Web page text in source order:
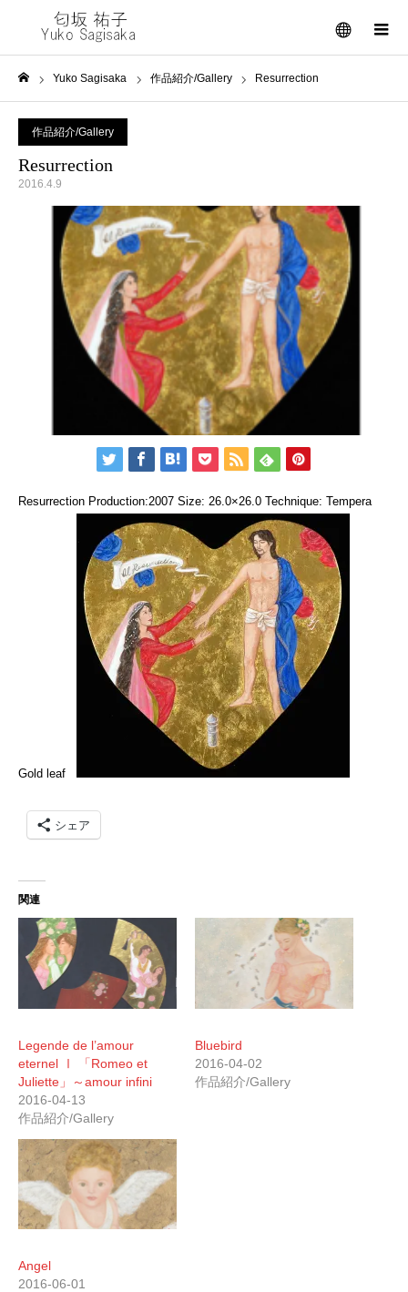
メニュー
Yuko Sagisaka 作品紹介/Gallery Resurrection
作品紹介/Gallery
Resurrection
2016.4.9
Resurrection Production:2007 Size: 26.0×26.0 Technique: Tempera
Gold leaf
シェア
関連
Legende de l’amour
eternel Ⅰ 「Romeo et
Juliette」～amour infini
2016-04-13
作品紹介/Gallery
Bluebird
2016-04-02
作品紹介/Gallery
Angel
2016-06-01